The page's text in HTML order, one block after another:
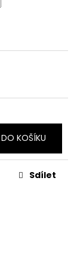
DO KOŠÍKU
Sdílet